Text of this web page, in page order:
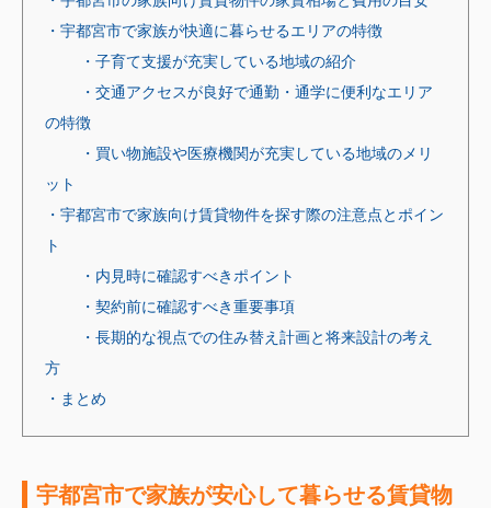
・宇都宮市で家族が快適に暮らせるエリアの特徴
・子育て支援が充実している地域の紹介
・交通アクセスが良好で通勤・通学に便利なエリア
の特徴
・買い物施設や医療機関が充実している地域のメリ
ット
・宇都宮市で家族向け賃貸物件を探す際の注意点とポイン
ト
・内見時に確認すべきポイント
・契約前に確認すべき重要事項
・長期的な視点での住み替え計画と将来設計の考え
方
・まとめ
宇都宮市で家族が安心して暮らせる賃貸物